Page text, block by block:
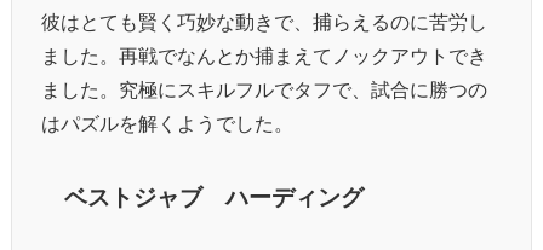
彼はとても賢く巧妙な動きで、捕らえるのに苦労し
ました。再戦でなんとか捕まえてノックアウトでき
ました。究極にスキルフルでタフで、試合に勝つの
はパズルを解くようでした。
ベストジャブ ハーディング